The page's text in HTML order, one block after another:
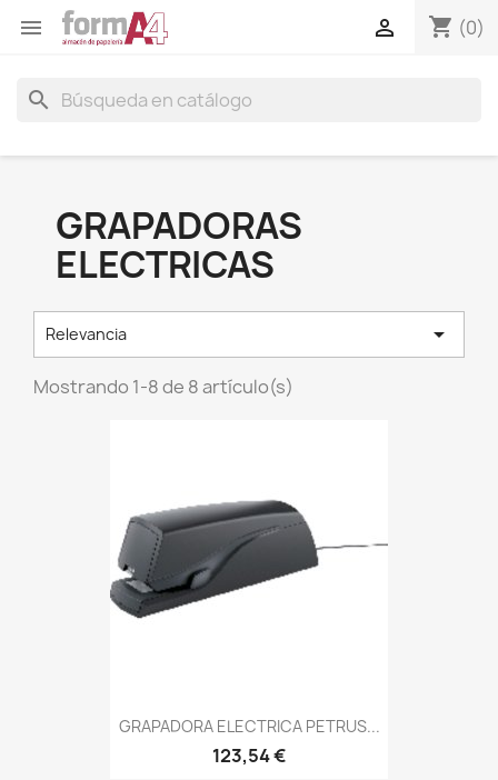
 shopping_cart (0)

search
GRAPADORAS
ELECTRICAS
Relevancia 
Mostrando 1-8 de 8 artículo(s)
GRAPADORA ELECTRICA PETRUS...
123,54 €